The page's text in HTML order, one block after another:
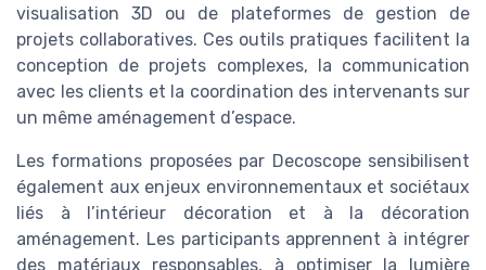
visualisation 3D ou de plateformes de gestion de
projets collaboratives. Ces outils pratiques facilitent la
conception de projets complexes, la communication
avec les clients et la coordination des intervenants sur
un même aménagement d’espace.
Les formations proposées par Decoscope sensibilisent
également aux enjeux environnementaux et sociétaux
liés à l’intérieur décoration et à la décoration
aménagement. Les participants apprennent à intégrer
des matériaux responsables, à optimiser la lumière